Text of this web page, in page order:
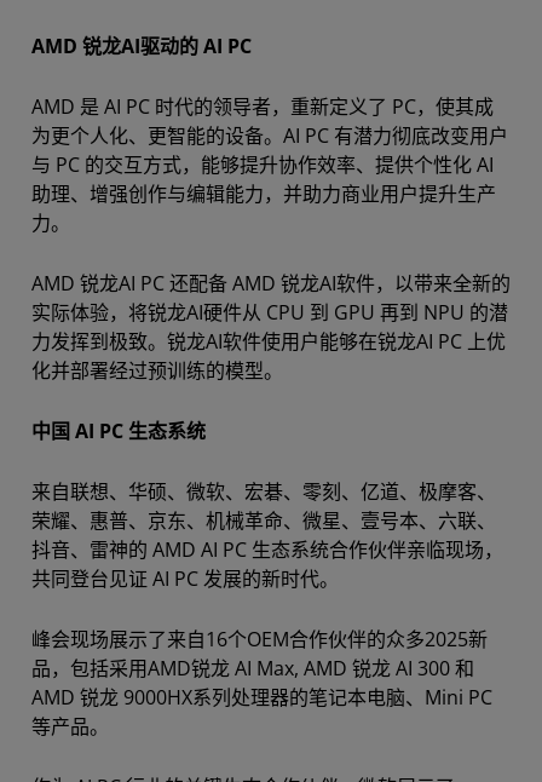
AMD 锐龙AI驱动的 AI PC
AMD 是 AI PC 时代的领导者，重新定义了 PC，使其成
为更个人化、更智能的设备。AI PC 有潜力彻底改变用户
与 PC 的交互方式，能够提升协作效率、提供个性化 AI
助理、增强创作与编辑能力，并助力商业用户提升生产
力。
AMD 锐龙AI PC 还配备 AMD 锐龙AI软件，以带来全新的
实际体验，将锐龙AI硬件从 CPU 到 GPU 再到 NPU 的潜
力发挥到极致。锐龙AI软件使用户能够在锐龙AI PC 上优
化并部署经过预训练的模型。
中国 AI PC 生态系统
来自联想、华硕、微软、宏碁、零刻、亿道、极摩客、
荣耀、惠普、京东、机械革命、微星、壹号本、六联、
抖音、雷神的 AMD AI PC 生态系统合作伙伴亲临现场，
共同登台见证 AI PC 发展的新时代。
峰会现场展示了来自16个OEM合作伙伴的众多2025新
品，包括采用AMD锐龙 AI Max, AMD 锐龙 AI 300 和
AMD 锐龙 9000HX系列处理器的笔记本电脑、Mini PC
等产品。